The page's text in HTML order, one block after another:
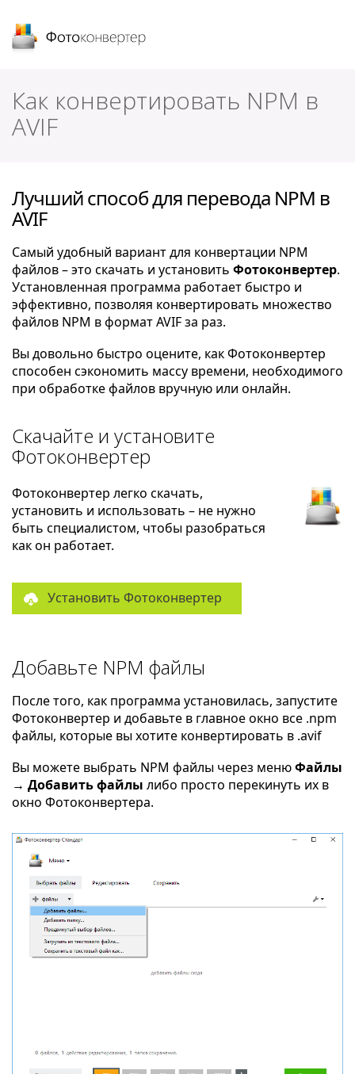
Как конвертировать NPM в
AVIF
Лучший способ для перевода NPM в
AVIF
Самый удобный вариант для конвертации NPM
файлов – это скачать и установить Фотоконвертер.
Установленная программа работает быстро и
эффективно, позволяя конвертировать множество
файлов NPM в формат AVIF за раз.
Вы довольно быстро оцените, как Фотоконвертер
способен сэкономить массу времени, необходимого
при обработке файлов вручную или онлайн.
Скачайте и установите
Фотоконвертер
Фотоконвертер легко скачать,
установить и использовать – не нужно
быть специалистом, чтобы разобраться
как он работает.
Установить Фотоконвертер
Добавьте NPM файлы
После того, как программа установилась, запустите
Фотоконвертер и добавьте в главное окно все .npm
файлы, которые вы хотите конвертировать в .avif
Вы можете выбрать NPM файлы через менюФайлы
→ Добавить файлы либо просто перекинуть их в
окно Фотоконвертера.